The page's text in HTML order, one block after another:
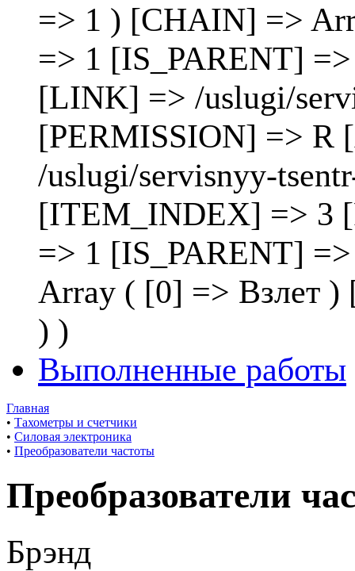
=> 1 ) [CHAIN] =>
=> 1 [IS_PARENT]
[LINK] => /uslugi/
[PERMISSION] =>
/uslugi/servisnyy-
[ITEM_INDEX] => 3
=> 1 [IS_PARENT]
Array ( [0] => Взлет
) )
Выполненные работы
Главная
• Тахометры и счетчики
• Силовая электроника
• Преобразователи частоты
Преобразователи
Брэнд